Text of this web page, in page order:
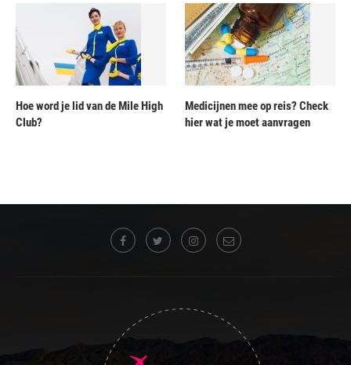
Hoe word je lid van de Mile High
Club?
Medicijnen mee op reis? Check
hier wat je moet aanvragen